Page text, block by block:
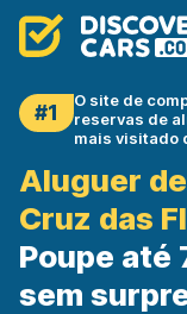
#1
O site de
reservas de
mais visitado
Aluguer
Cruz das
Poupe até
sem